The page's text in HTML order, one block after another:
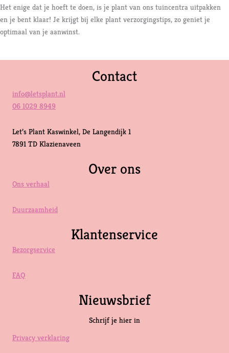
Het enige dat je hoeft te doen, is je plant van ons tuincentra uitpakken
en je bent klaar! Je krijgt bij elke plant verzorgingstips, zo geniet je
optimaal van je aanwinst.
Contact
info@letsplant.nl
06 1029 8949
Let’s Plant Kaswinkel, De Langendijk 1
7891 TD Klazienaveen
Over ons
Ons verhaal
Duurzaamheid
Klantenservice
Bezorgservice
FAQ
Nieuwsbrief
Schrijf je hier in
Privacy verklaring